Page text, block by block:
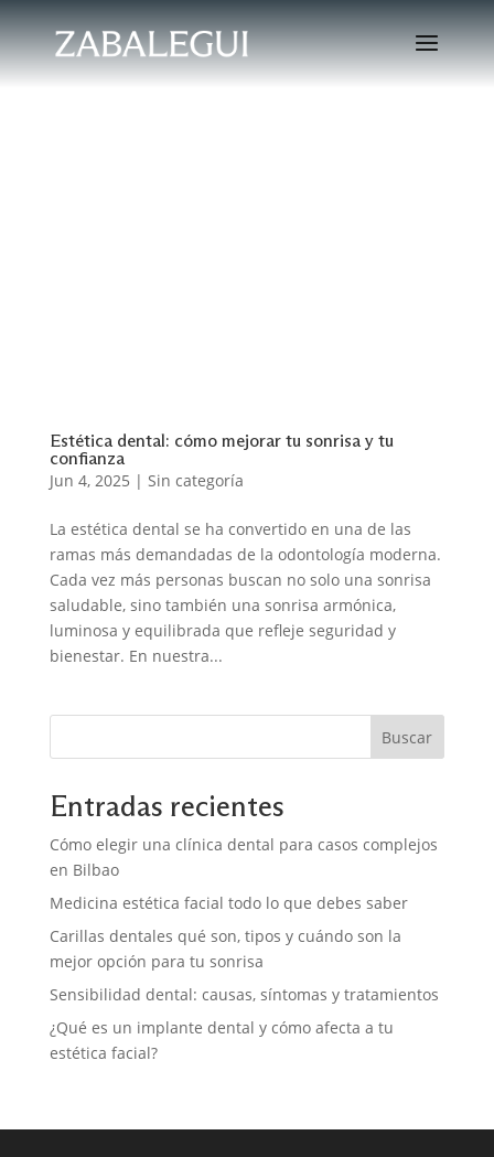
Estética dental: cómo mejorar tu sonrisa y tu
confianza
Jun 4, 2025 | Sin categoría
La estética dental se ha convertido en una de las
ramas más demandadas de la odontología moderna.
Cada vez más personas buscan no solo una sonrisa
saludable, sino también una sonrisa armónica,
luminosa y equilibrada que refleje seguridad y
bienestar. En nuestra...
Buscar
Entradas recientes
Cómo elegir una clínica dental para casos complejos
en Bilbao
Medicina estética facial todo lo que debes saber
Carillas dentales qué son, tipos y cuándo son la
mejor opción para tu sonrisa
Sensibilidad dental: causas, síntomas y tratamientos
¿Qué es un implante dental y cómo afecta a tu
estética facial?